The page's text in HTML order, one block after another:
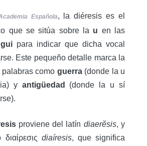
Española, la diéresis es el
que se sitúa sobre la u en las
gui para indicar que dicha vocal
. Este pequeño detalle marca la
como guerra(donde la u
y antigüedad
(donde la u sí
proviene del latín diaerĕsis, y
diaíresis, que significa